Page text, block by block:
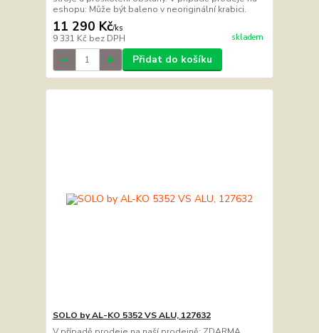
eshopu: Může být baleno v neoriginální krabici.
11 290 Kč/ks
9 331 Kč bez DPH skladem
Přidat do košíku
SOLO by AL-KO 5352 VS ALU, 127632